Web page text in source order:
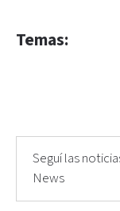
Temas:
Seguí las
News